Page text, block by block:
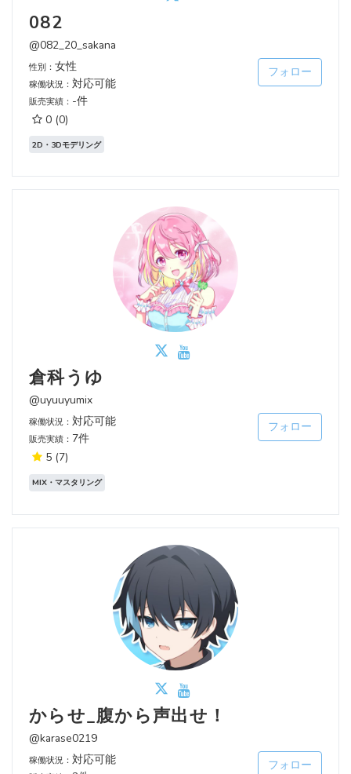
082
@082_20_sakana
性別： 女性
稼働状況： 対応可能
販売実績： -件
0 (0)
フォロー
2D・3Dモデリング
倉科うゆ
@uyuuyumix
稼働状況： 対応可能
販売実績： 7件
5 (7)
フォロー
MIX・マスタリング
からせ_腹から声出せ！
@karase0219
稼働状況： 対応可能 フォロー